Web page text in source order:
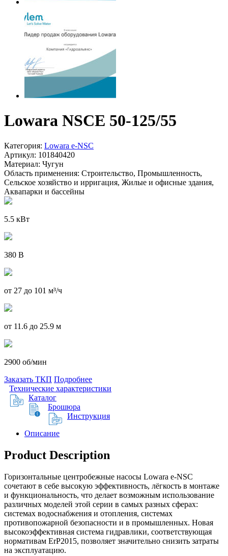
Lowara NSCE 50-125/55
Категория: Lowara e-NSC
Артикул: 101840420
Материал: Чугун
Область применения: Строительство, Промышленность,
Сельское хозяйство и ирригация, Жилые и офисные здания,
Аквапарки и бассейны
5.5 кВт
380 В
от 27 до 101 м³/ч
от 11.6 до 25.9 м
2900 об/мин
Заказать ТКП Подробнее
Технические характеристики
Каталог
Брошюра
Инструкция
Описание
Product Description
Горизонтальные центробежные насосы Lowara e-NSC
сочетают в себе высокую эффективность, лёгкость в монтаже
и функциональность, что делает возможным использование
различных моделей этой серии в самых разных сферах:
системах водоснабжения и отопления, системах
противопожарной безопасности и в промышленных. Новая
высокоэффективная система гидравлики, соответствующая
нормативам ErP2015, позволяет значительно снизить затраты
на эксплуатацию.